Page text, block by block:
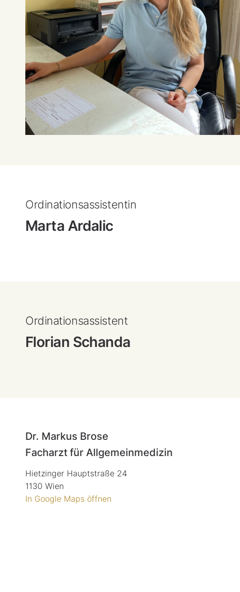
Ordinationsassistentin
Marta Ardalic
Ordinationsassistent
Florian Schanda
Dr. Markus Brose
Facharzt für Allgemeinmedizin
Hietzinger Hauptstraße 24
1130 Wien
In Google Maps öffnen